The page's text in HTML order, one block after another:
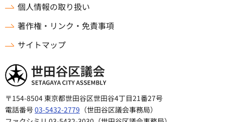
個人情報の取り扱い
著作権・リンク・免責事項
サイトマップ
世田谷区議会
〒154-8504 東京都世田谷区世田谷4丁目21番27号
電話番号03-5432-2779 （世田谷区議会事務局）